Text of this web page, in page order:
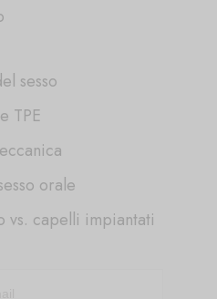
sesso
TPE
orale
vs. capelli impiantati